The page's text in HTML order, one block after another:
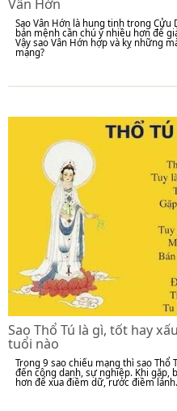
Vân Hớn
Sao Vân Hớn là hung tinh trong Cửu
bản mệnh cần chú ý nhiều hơn để
Vậy sao Vân Hớn hợp và kỵ những
mạng?
Sao Thổ Tú là gì, tốt hay
tuổi nào
Trong 9 sao chiếu mạng thì sao Thổ
đến công danh, sự nghiệp. Khi gặp,
hơn để xua điềm dữ, rước điềm